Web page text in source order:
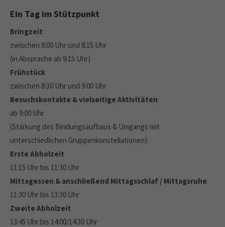
Ein Tag im Stützpunkt
Bringzeit
zwischen 8:00 Uhr und 8:15 Uhr
(in Absprache ab 9:15 Uhr)
Frühstück
zwischen 8:30 Uhr und 9:00 Uhr
Besuchskontakte & vielseitige Aktivitäten
ab 9:00 Uhr
(Stärkung des Bindungsaufbaus & Umgangs mit
unterschiedlichen Gruppenkonstellationen)
Erste Abholzeit
11:15 Uhr bis 11:30 Uhr
Mittagessen & anschließend Mittagsschlaf / Mittagsruhe
11:30 Uhr bis 13:30 Uhr
Zweite Abholzeit
13:45 Uhr bis 14:00/14:30 Uhr